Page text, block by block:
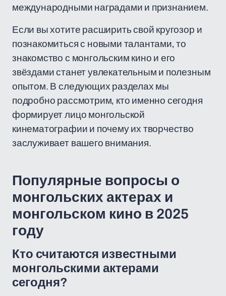
международными наградами и признанием.
Если вы хотите расширить свой кругозор и
познакомиться с новыми талантами, то
знакомство с монгольским кино и его
звёздами станет увлекательным и полезным
опытом. В следующих разделах мы
подробно рассмотрим, кто именно сегодня
формирует лицо монгольской
кинематографии и почему их творчество
заслуживает вашего внимания.
Популярные вопросы о
монгольских актерах и
монгольском кино в 2025
году
Кто считаются известными
монгольскими актерами
сегодня?